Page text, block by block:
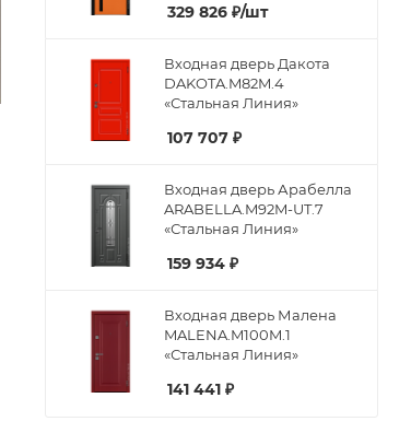
329 826 ₽/шт
Входная дверь Дакота
DAKOTA.M82M.4
«Стальная Линия»
107 707 ₽
Входная дверь Арабелла
ARABELLA.M92M-UT.7
«Стальная Линия»
159 934 ₽
Входная дверь Малена
MALENA.M100M.1
«Стальная Линия»
141 441 ₽